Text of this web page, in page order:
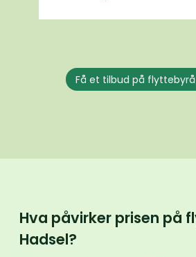
Få et tilbud på flyttebyrå
Hva påvirker prisen på
Hadsel?